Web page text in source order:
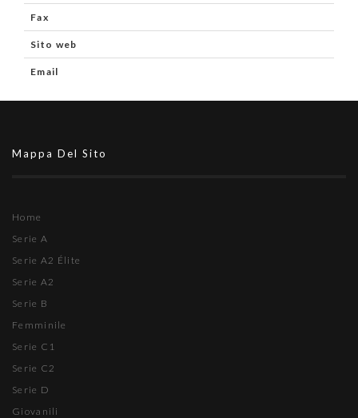
Fax
Sito web
Email
Mappa Del Sito
Home
Serie A
Serie A2 Élite
Serie A2
Serie B
Femminile
Serie C1
Serie C2
Serie D
Giovanili